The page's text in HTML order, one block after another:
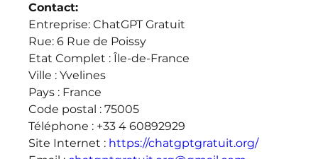
Contact:
Entreprise: ChatGPT Gratuit
Rue: 6 Rue de Poissy
Etat Complet : Île-de-France
Ville : Yvelines
Pays : France
Code postal : 75005
Téléphone : +33 4 60892929
Site Internet : https://chatgptgratuit.org/